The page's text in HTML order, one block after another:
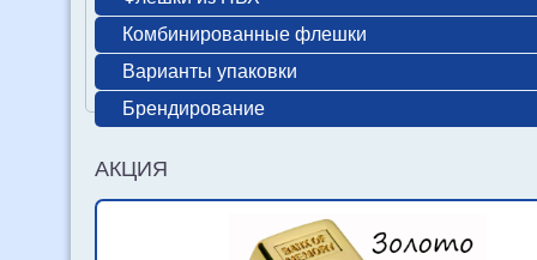
Комбинированные флешки
Варианты упаковки
Брендирование
АКЦИЯ